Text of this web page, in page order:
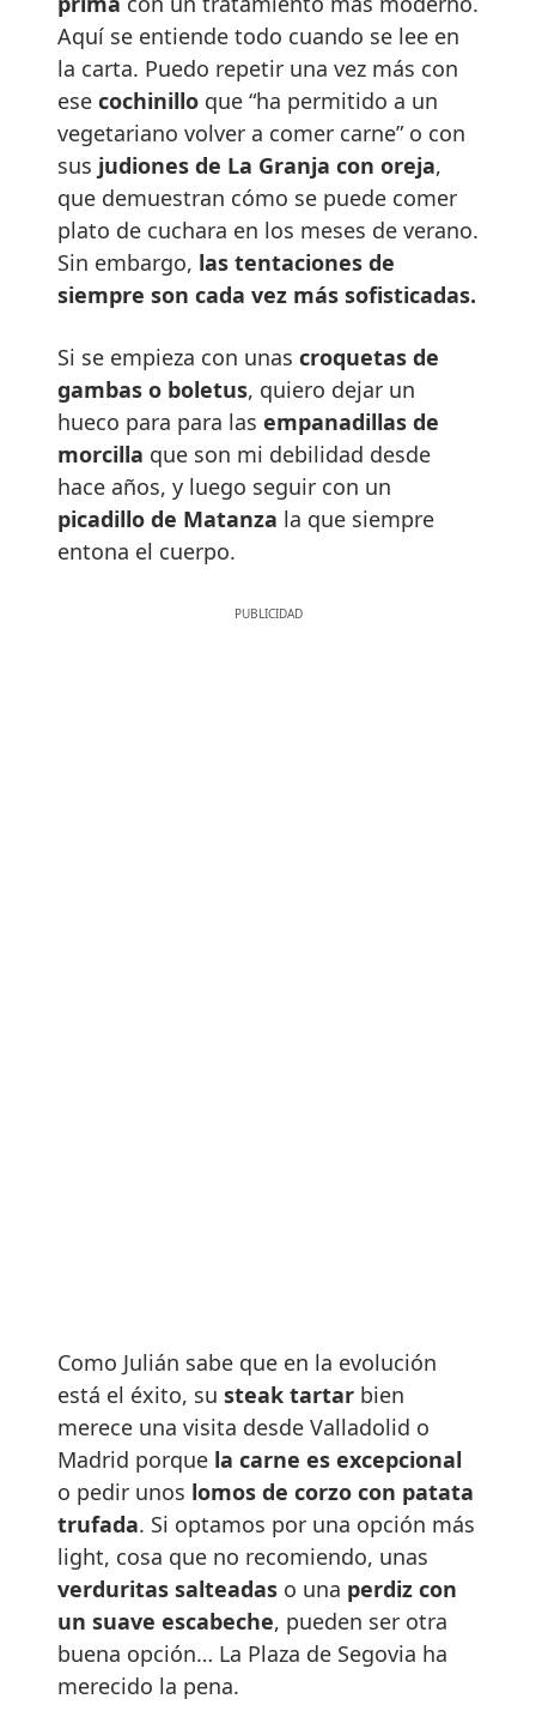
Aquí se entiende todo cuando se lee en
la carta. Puedo repetir una vez más con
ese cochinillo que “ha permitido a un
vegetariano volver a comer carne” o con
sus judiones de La Granja con oreja,
que demuestran cómo se puede comer
plato de cuchara en los meses de verano.
Sin embargo, las tentaciones de
siempre son cada vez más sofisticadas.
Si se empieza con unas croquetas de
gambas o boletus, quiero dejar un
hueco para para las empanadillas de
morcilla que son mi debilidad desde
hace años, y luego seguir con un
picadillo de Matanza la que siempre
entona el cuerpo.
Como Julián sabe que en la evolución
está el éxito, su steak tartar bien
merece una visita desde Valladolid o
Madrid porque la carne es excepcional
o pedir unos lomos de corzo con patata
trufada. Si optamos por una opción más
light, cosa que no recomiendo, unas
verduritas salteadas o una perdiz con
un suave escabeche, pueden ser otra
buena opción… La Plaza de Segovia ha
merecido la pena.